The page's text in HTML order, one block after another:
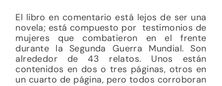
El libro en comentario está lejos de ser una
novela; está compuesto por testimonios de
mujeres que combatieron en el frente
durante la Segunda Guerra Mundial. Son
alrededor de 43 relatos. Unos están
contenidos en dos o tres páginas, otros en
un cuarto de página, pero todos corroboran